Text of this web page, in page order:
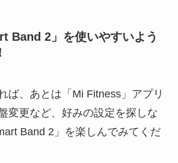
Band 2」を使いやすいよう
ば、あとは「Mi Fitness」アプリ
変更など、好みの設定を探しな
Band 2」を楽しんでみてくだ